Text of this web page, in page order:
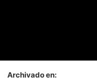
Archivado en: